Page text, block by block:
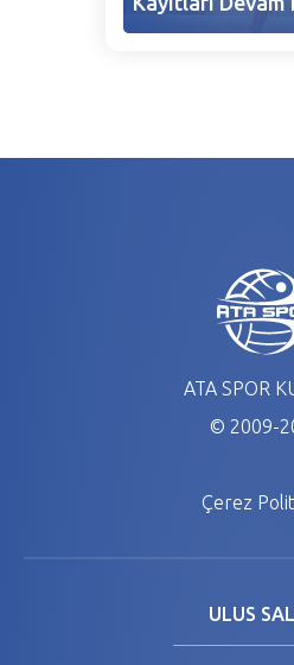
ATA SPOR
© 2009-
Çerez
ULUS